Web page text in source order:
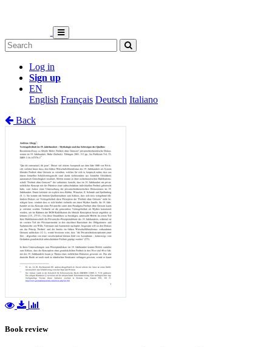
Log in
Sign up
EN
English Français Deutsch Italiano
Back
Book review